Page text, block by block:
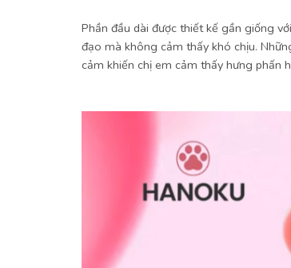
Phần đầu dài được thiết kế gần giống
đạo mà không cảm thấy khó chịu.
cảm khiến chị em cảm thấy hưng phấn